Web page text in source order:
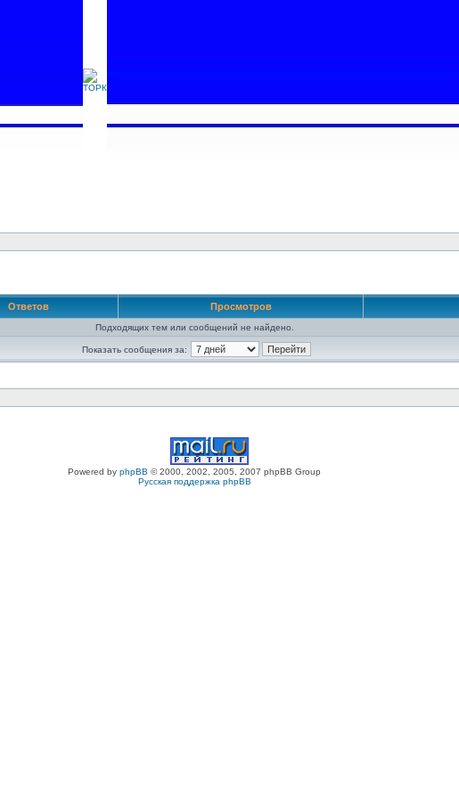
Ответов Просмотров
Подходящих тем или сообщений не найдено.
Показать сообщения за:
Powered by phpBB © 2000, 2002, 2005, 2007 phpBB Group
Русская поддержка phpBB